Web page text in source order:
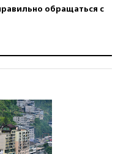
обращаться с